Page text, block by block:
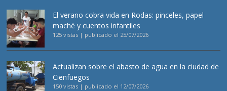
El verano cobra vida en Rodas: pinceles, papel
maché y cuentos infantiles
125 vistas | publicado el 25/07/2026
Actualizan sobre el abasto de agua en la ciudad de
Cienfuegos
150 vistas | publicado el 12/07/2026